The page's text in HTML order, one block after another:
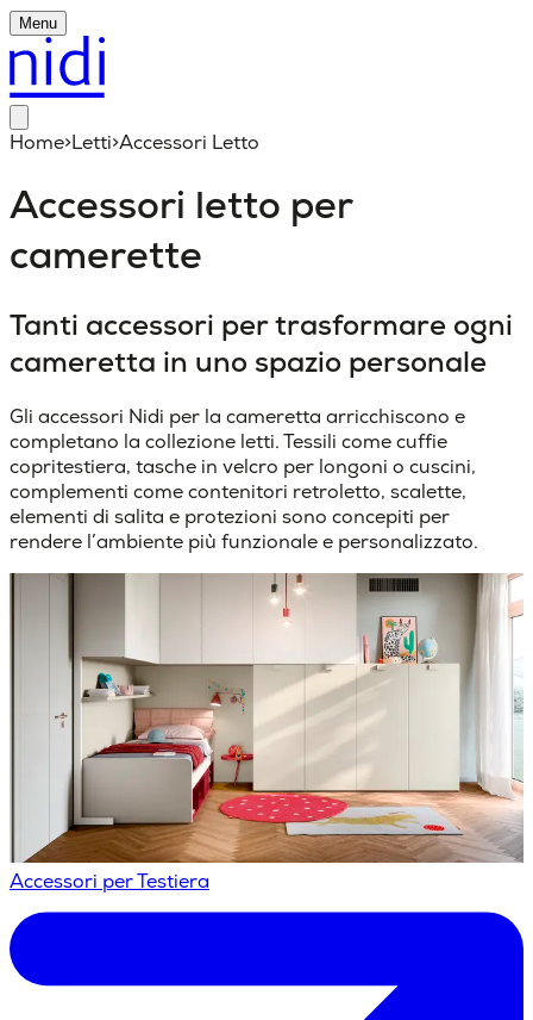
Menu
Home>Letti>Accessori Letto
Accessori letto per
camerette
Tanti accessori per trasformare ogni
cameretta in uno spazio personale
Gli accessori Nidi per la cameretta arricchiscono e
completano la collezione letti. Tessili come cuffie
copritestiera, tasche in velcro per longoni o cuscini,
complementi come contenitori retroletto, scalette,
elementi di salita e protezioni sono concepiti per
rendere l’ambiente più funzionale e personalizzato.
Accessori per Testiera